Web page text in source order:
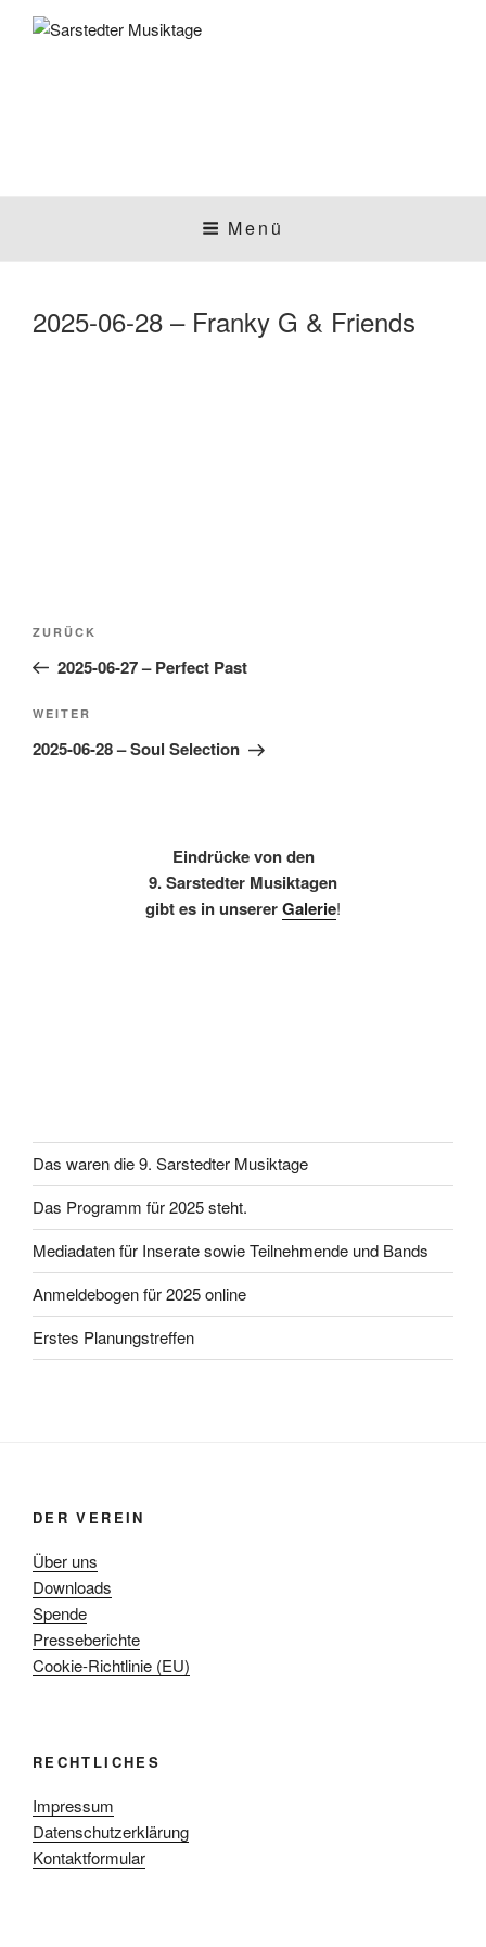
Inhalt
SARSTEDTER
MUSIKTAGE
Menü
2025-06-28 – Franky G & Friends
Beitragsnavigation
Vorheriger
Beitrag
ZURÜCK
2025-06-27 – Perfect Past
Nächster
Beitrag
WEITER
2025-06-28 – Soul Selection
Eindrücke von den
9. Sarstedter Musiktagen
gibt es in unsererGalerie!
Das waren die 9. Sarstedter Musiktage
Das Programm für 2025 steht.
Mediadaten für Inserate sowie Teilnehmende und Bands
Anmeldebogen für 2025 online
Erstes Planungstreffen
DER VEREIN
Über uns
Downloads
Spende
Presseberichte
Cookie-Richtlinie (EU)
RECHTLICHES
Impressum
Datenschutzerklärung
Kontaktformular